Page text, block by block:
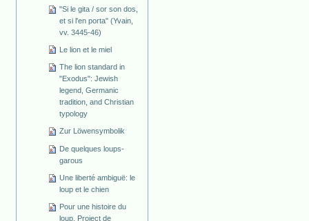
"Si le gita / sor son dos,
et si l'en porta" (Yvain,
vv. 3445-46)
Le lion et le miel
The lion standard in
"Exodus": Jewish
legend, Germanic
tradition, and Christian
typology
Zur Löwensymbolik
De quelques loups-
garous
Une liberté ambiguë: le
loup et le chien
Pour une histoire du
loup. Project de